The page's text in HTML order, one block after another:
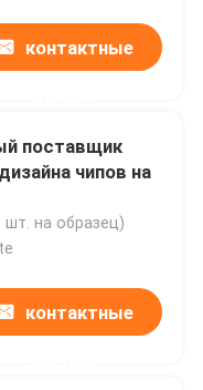
контактные
поставщик
чипов на
шт. на образец)
контактные